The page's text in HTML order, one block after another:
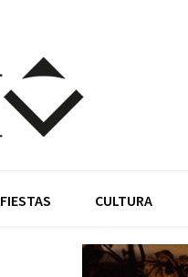
FIESTAS CULTURA